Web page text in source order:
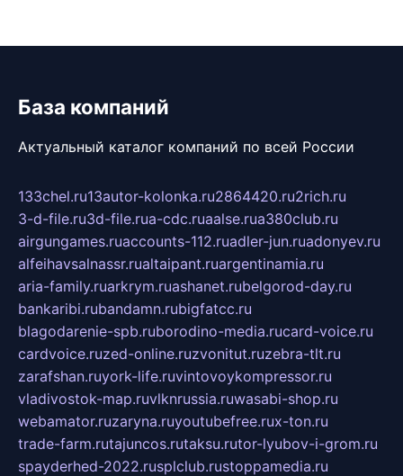
База компаний
Актуальный каталог компаний по всей России
133chel.ru13autor-kolonka.ru2864420.ru2rich.ru
3-d-file.ru3d-file.rua-cdc.ruaalse.rua380club.ru
airgungames.ruaccounts-112.ruadler-jun.ruadonyev.ru
alfeihavsalnassr.rualtaipant.ruargentinamia.ru
aria-family.ruarkrym.ruashanet.rubelgorod-day.ru
bankaribi.rubandamn.rubigfatcc.ru
blagodarenie-spb.ruborodino-media.rucard-voice.ru
cardvoice.ruzed-online.ruzvonitut.ruzebra-tlt.ru
zarafshan.ruyork-life.ruvintovoykompressor.ru
vladivostok-map.ruvlknrussia.ruwasabi-shop.ru
webamator.ruzaryna.ruyoutubefree.rux-ton.ru
trade-farm.rutajuncos.rutaksu.rutor-lyubov-i-grom.ru
spayderhed-2022.rusplclub.rustoppamedia.ru